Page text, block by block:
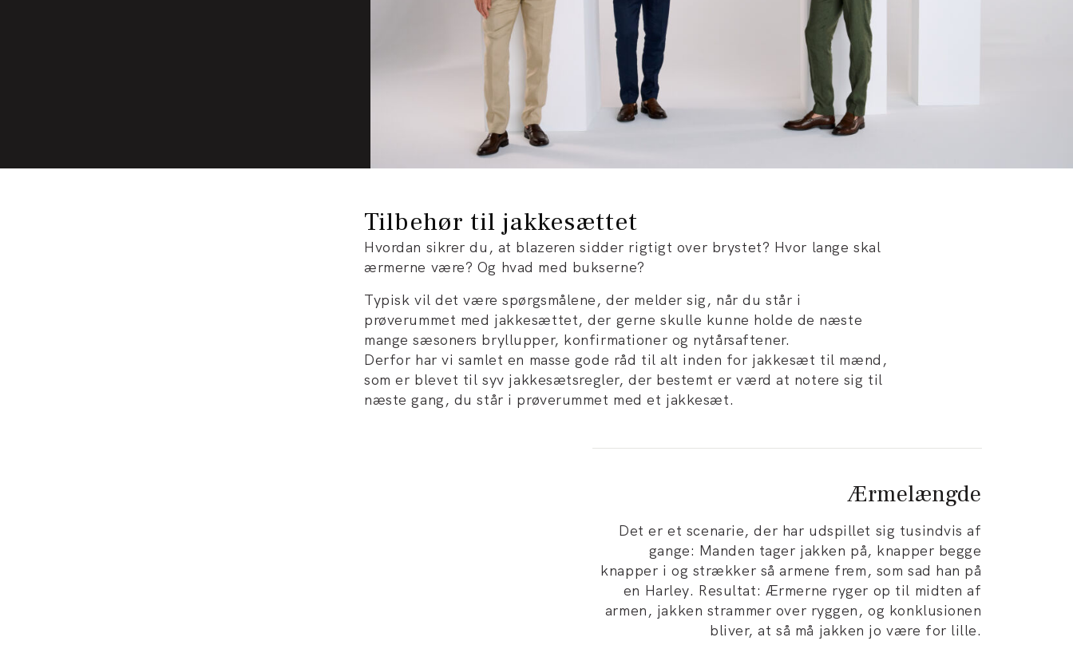
Tilbehør til jakkesættet
Hvordan sikrer du, at blazeren sidder rigtigt over brystet? Hvor lange skal
ærmerne være? Og hvad med bukserne?
Typisk vil det være spørgsmålene, der melder sig, når du står i
prøverummet med jakkesættet, der gerne skulle kunne holde de næste
mange sæsoners bryllupper, konfirmationer og nytårsaftener.
Derfor har vi samlet en masse gode råd til alt inden for jakkesæt til mænd,
som er blevet til syv jakkesætsregler, der bestemt er værd at notere sig til
næste gang, du står i prøverummet med et jakkesæt.
Ærmelængde
Det er et scenarie, der har udspillet sig tusindvis af
gange: Manden tager jakken på, knapper begge
knapper i og strækker så armene frem, som sad han på
en Harley. Resultat: Ærmerne ryger op til midten af
armen, jakken strammer over ryggen, og konklusionen
bliver, at så må jakken jo være for lille.